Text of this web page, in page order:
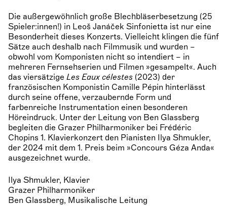
Die außergewöhnlich große Blechbläserbesetzung (25
Spieler:innen!) in Leoš Janáček Sinfonietta ist nur eine
Besonderheit dieses Konzerts. Vielleicht klingen die fünf
Sätze auch deshalb nach Filmmusik und wurden –
obwohl vom Komponisten nicht so intendiert – in
mehreren Fernsehserien und Filmen »gesampelt«. Auch
das viersätzige Les Eaux célestes (2023) der
französischen Komponistin Camille Pépin hinterlässt
durch seine offene, verzaubernde Form und
farbenreiche Instrumentation einen besonderen
Höreindruck. Unter der Leitung von Ben Glassberg
begleiten die Grazer Philharmoniker bei Frédéric
Chopins 1. Klavierkonzert den Pianisten Ilya Shmukler,
der 2024 mit dem 1. Preis beim »Concours Géza Anda«
ausgezeichnet wurde.
Ilya Shmukler, Klavier
Grazer Philharmoniker
Ben Glassberg, Musikalische Leitung